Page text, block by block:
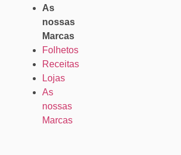
As
nossas
Marcas
Folhetos
Receitas
Lojas
As
nossas
Marcas